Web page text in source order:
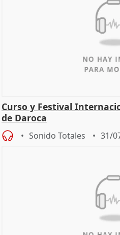
Curso y Festival
de Daroca
Sonido Totales 31/